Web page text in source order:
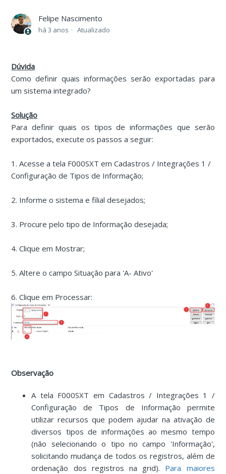
Felipe Nascimento
há 3 anos Atualizado
Dúvida
Como definir quais informações serão exportadas para
um sistema integrado?
Solução
Para definir quais os tipos de informações que serão
exportados, execute os passos a seguir:
1. Acesse a tela F000SXT em Cadastros / Integrações 1 /
Configuração de Tipos de Informação;
2. Informe o sistema e filial desejados;
3. Procure pelo tipo de Informação desejada;
4. Clique em Mostrar;
5. Altere o campo Situação para 'A- Ativo'
6. Clique em Processar:
Observação
A tela F000SXT em Cadastros / Integrações 1 /
Configuração de Tipos de Informação permite
utilizar recursos que podem ajudar na ativação de
diversos tipos de informações ao mesmo tempo
(não selecionando o tipo no campo 'Informação',
solicitando mudança de todos os registros, além de
ordenação dos registros na grid). Para maiores